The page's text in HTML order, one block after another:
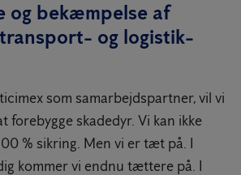
og bekæmpelse af
og logistik-
som samarbejdspartner, vil vi
forebygge skadedyr. Vi kan ikke
% sikring. Men vi er tæt på. I
kommer vi endnu tættere på. I